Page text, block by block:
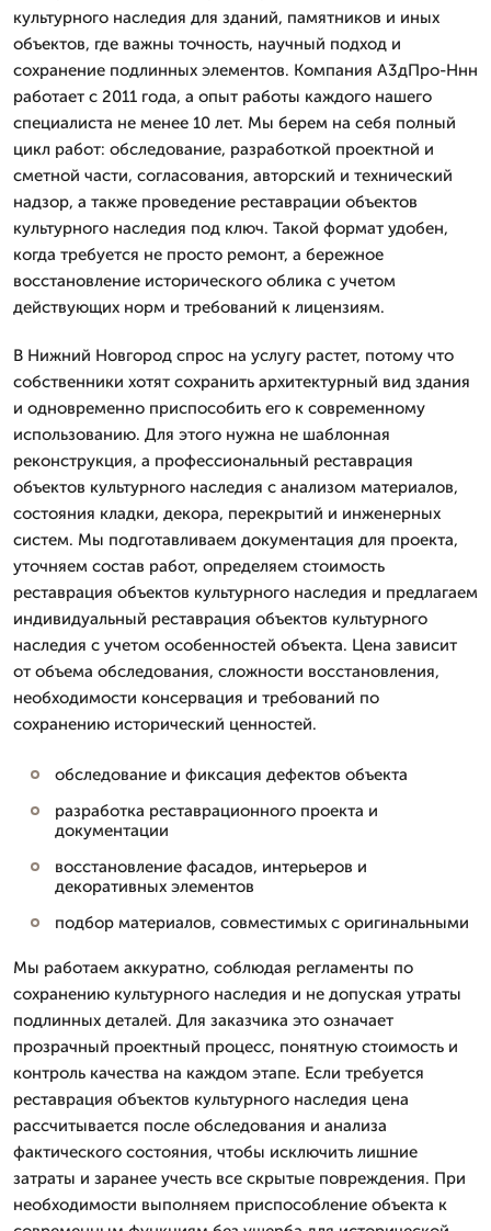
культурного наследия для зданий, памятников и иных
объектов, где важны точность, научный подход и
сохранение подлинных элементов. Компания А3дПро-Ннн
работает с 2011 года, а опыт работы каждого нашего
специалиста не менее 10 лет. Мы берем на себя полный
цикл работ: обследование, разработкой проектной и
сметной части, согласования, авторский и технический
надзор, а также проведение реставрации объектов
культурного наследия под ключ. Такой формат удобен,
когда требуется не просто ремонт, а бережное
восстановление исторического облика с учетом
действующих норм и требований к лицензиям.
В Нижний Новгород спрос на услугу растет, потому что
собственники хотят сохранить архитектурный вид здания
и одновременно приспособить его к современному
использованию. Для этого нужна не шаблонная
реконструкция, а профессиональный реставрация
объектов культурного наследия с анализом материалов,
состояния кладки, декора, перекрытий и инженерных
систем. Мы подготавливаем документация для проекта,
уточняем состав работ, определяем стоимость
реставрация объектов культурного наследия и предлагаем
индивидуальный реставрация объектов культурного
наследия с учетом особенностей объекта. Цена зависит
от объема обследования, сложности восстановления,
необходимости консервация и требований по
сохранению исторический ценностей.
обследование и фиксация дефектов объекта
разработка реставрационного проекта и
документации
восстановление фасадов, интерьеров и
декоративных элементов
подбор материалов, совместимых с оригинальными
Мы работаем аккуратно, соблюдая регламенты по
сохранению культурного наследия и не допуская утраты
подлинных деталей. Для заказчика это означает
прозрачный проектный процесс, понятную стоимость и
контроль качества на каждом этапе. Если требуется
реставрация объектов культурного наследия цена
рассчитывается после обследования и анализа
фактического состояния, чтобы исключить лишние
затраты и заранее учесть все скрытые повреждения. При
необходимости выполняем приспособление объекта к